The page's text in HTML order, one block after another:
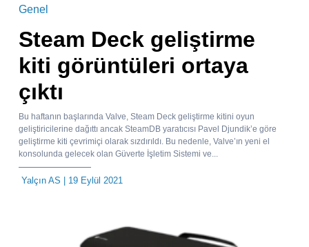
Genel
Steam Deck geliştirme
kiti görüntüleri ortaya
çıktı
Bu haftanın başlarında Valve, Steam Deck geliştirme kitini oyun
geliştiricilerine dağıttı ancak SteamDB yaratıcısı Pavel Djundik’e göre
geliştirme kiti çevrimiçi olarak sızdırıldı. Bu nedenle, Valve’ın yeni el
konsolunda gelecek olan Güverte İşletim Sistemi ve...
Yalçın AS | 19 Eylül 2021